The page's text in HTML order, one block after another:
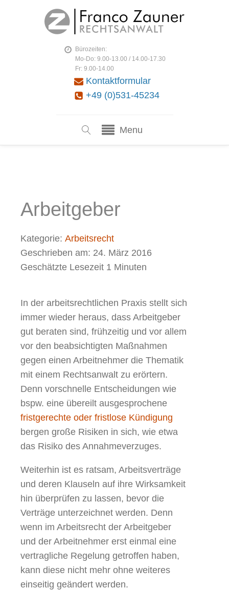
Bürozeiten:
Mo-Do: 9.00-13.00 / 14.00-17.30
Fr: 9.00-14.00
Kontaktformular
+49 (0)531-45234
Menu
Arbeitgeber
Kategorie: Arbeitsrecht
Geschrieben am: 24. März 2016
Geschätzte Lesezeit 1 Minuten
In der arbeitsrechtlichen Praxis stellt sich
immer wieder heraus, dass Arbeitgeber
gut beraten sind, frühzeitig und vor allem
vor den beabsichtigten Maßnahmen
gegen einen Arbeitnehmer die Thematik
mit einem Rechtsanwalt zu erörtern.
Denn vorschnelle Entscheidungen wie
bspw. eine übereilt ausgesprochene
fristgerechte oder fristlose Kündigung
bergen große Risiken in sich, wie etwa
das Risiko des Annahmeverzuges.
Weiterhin ist es ratsam, Arbeitsverträge
und deren Klauseln auf ihre Wirksamkeit
hin überprüfen zu lassen, bevor die
Verträge unterzeichnet werden. Denn
wenn im Arbeitsrecht der Arbeitgeber
und der Arbeitnehmer erst einmal eine
vertragliche Regelung getroffen haben,
kann diese nicht mehr ohne weiteres
einseitig geändert werden.